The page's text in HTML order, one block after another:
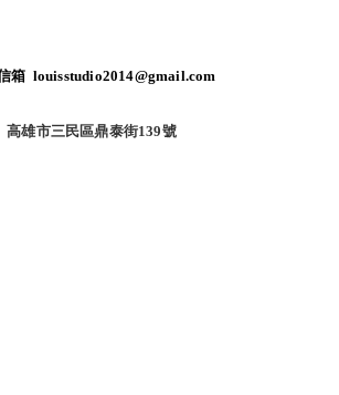
箱 louisstudio2014@gmail.com
高雄市三民區鼎泰街139號